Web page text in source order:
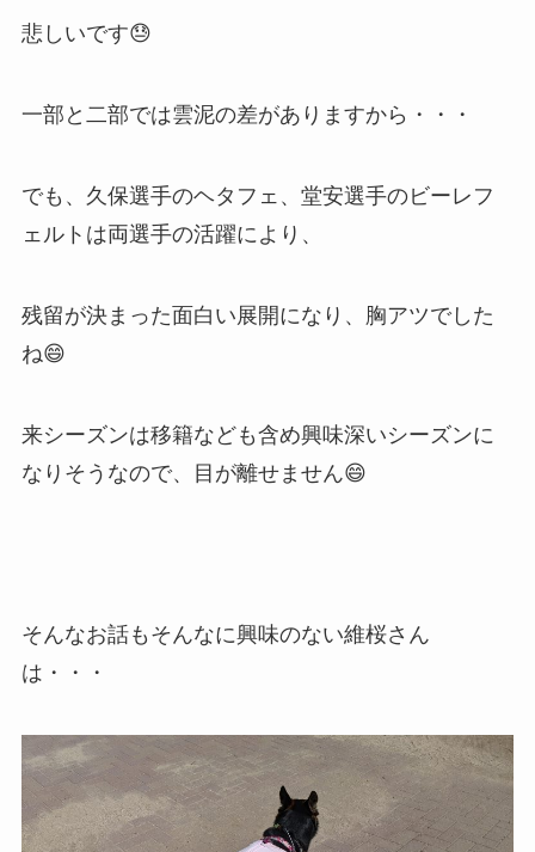
悲しいです😓
一部と二部では雲泥の差がありますから・・・
でも、久保選手のヘタフェ、堂安選手のビーレフ
ェルトは両選手の活躍により、
残留が決まった面白い展開になり、胸アツでした
ね😄
来シーズンは移籍なども含め興味深いシーズンに
なりそうなので、目が離せません😄
そんなお話もそんなに興味のない維桜さん
は・・・